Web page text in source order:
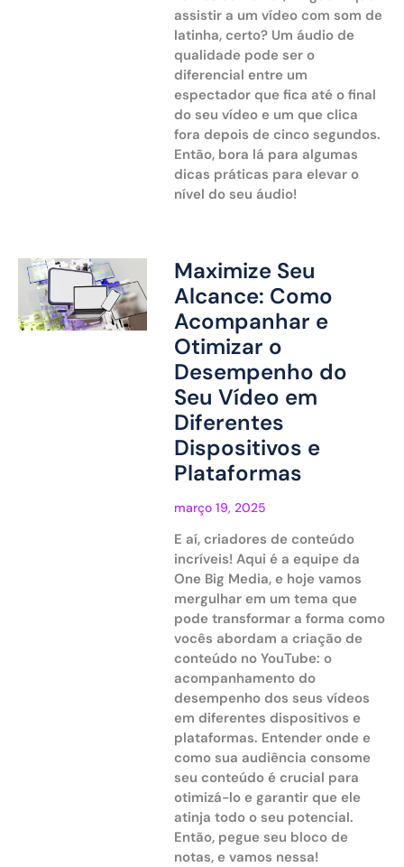
assistir a um vídeo com som de
latinha, certo? Um áudio de
qualidade pode ser o
diferencial entre um
espectador que fica até o final
do seu vídeo e um que clica
fora depois de cinco segundos.
Então, bora lá para algumas
dicas práticas para elevar o
nível do seu áudio!
Maximize Seu
Alcance: Como
Acompanhar e
Otimizar o
Desempenho do
Seu Vídeo em
Diferentes
Dispositivos e
Plataformas
março 19, 2025
E aí, criadores de conteúdo
incríveis! Aqui é a equipe da
One Big Media, e hoje vamos
mergulhar em um tema que
pode transformar a forma como
vocês abordam a criação de
conteúdo no YouTube: o
acompanhamento do
desempenho dos seus vídeos
em diferentes dispositivos e
plataformas. Entender onde e
como sua audiência consome
seu conteúdo é crucial para
otimizá-lo e garantir que ele
atinja todo o seu potencial.
Então, pegue seu bloco de
notas, e vamos nessa!